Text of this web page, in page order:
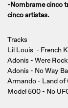
-Nombrame cinco
cinco artistas.
Tracks
Lil Louis - French
Adonis - Were
Adonis - No Way
Armando - Land of
Model 500 - No